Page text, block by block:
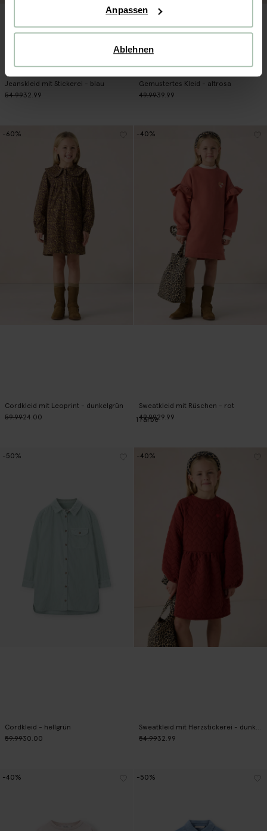
Anpassen
Ablehnen
Jeanskleid mit Stickerei - blau
54.9932.99
Gemustertes Kleid - altrosa
49.9939.99
Cordkleid mit Leoprint - dunkelgrün
59.9924.00
-60%
Sweatkleid mit Rüschen - rot
49.9929.99
-40%
1Farbe
Cordkleid - hellgrün
59.9930.00
-50%
Sweatkleid mit Herzstickerei - dunkelrot
54.9932.99
-40%
-40% -50%